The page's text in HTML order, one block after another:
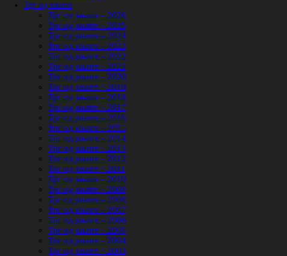
Трг од књиге
Трг од књиге - 2026
Трг од књиге - 2025
Трг од књиге - 2024
Трг од књиге - 2023
Трг од књиге - 2022
Трг од књиге - 2021
Трг од књиге - 2020
Трг од књиге - 2019
Трг од књиге - 2018
Трг од књиге - 2017
Трг од књиге - 2016
Трг од књиге - 2015
Трг од књиге - 2014
Трг од књиге - 2013
Трг од књиге - 2012
Трг од књиге - 2011
Трг од књиге - 2010
Трг од књиге - 2009
Трг од књиге - 2008
Трг од књиге - 2007
Трг од књиге - 2006
Трг од књиге - 2005
Трг од књиге - 2004
Трг од књиге - 2003